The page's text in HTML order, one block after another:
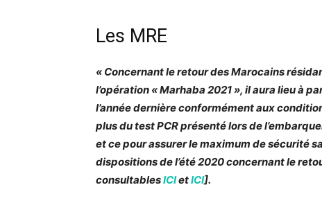
Les MRE
« Concernant le retour des Marocains
l’opération « Marhaba 2021 », il aura lieu à
l’année dernière conformément aux
plus du test PCR présenté lors de
et ce pour assurer le maximum de sécurité
dispositions de l’été 2020 concernant le
consultablesICIetICI].